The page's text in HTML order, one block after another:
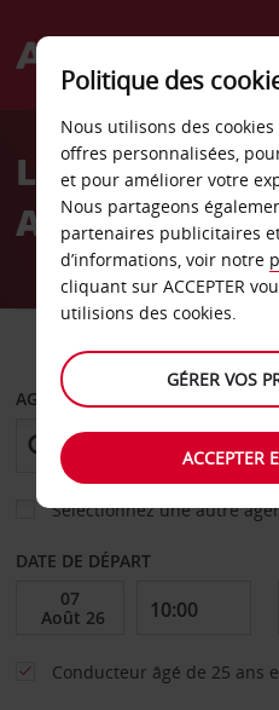
Welcome
AvisLocation de
Aéroport de
AGENCE DE DÉPART
Sélectionnez une autre
DATE DE DÉPART
Conducteur âgé de 25 ans
Politique des
Nous utilisons des
offres personnalisées,
et pour améliorer votre
Nous partageons
partenaires publicitaires
d’informations, voir notre
cliquant sur ACCEPTER
utilisions des cookies.
GÉRER VOS
ACCEPTER